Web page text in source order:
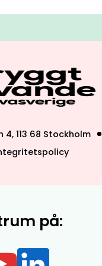
113 68 Stockholm
på: